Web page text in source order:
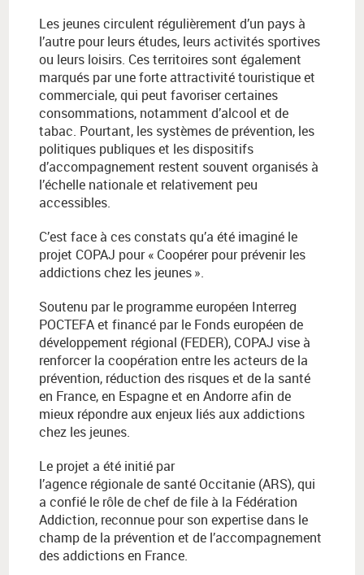
Les jeunes circulent régulièrement d’un pays à
l’autre pour leurs études, leurs activités sportives
ou leurs loisirs. Ces territoires sont également
marqués par une forte attractivité touristique et
commerciale, qui peut favoriser certaines
consommations, notamment d’alcool et de
tabac. Pourtant, les systèmes de prévention, les
politiques publiques et les dispositifs
d’accompagnement restent souvent organisés à
l’échelle nationale et relativement peu
accessibles.
C’est face à ces constats qu’a été imaginé le
projet COPAJ pour « Coopérer pour prévenir les
addictions chez les jeunes».
Soutenu par le programme européen Interreg
POCTEFA et financé par le Fonds européen de
développement régional (FEDER), COPAJ vise à
renforcer la coopération entre les acteurs de la
prévention, réduction des risques et de la santé
en France, en Espagne et en Andorre afin de
mieux répondre aux enjeux liés aux addictions
chez les jeunes.
Le projet a été initié par
l’agence régionale de santé Occitanie (ARS), qui
a confié le rôle de chef de file à la Fédération
Addiction, reconnue pour son expertise dans le
champ de la prévention et de l’accompagnement
des addictions en France.